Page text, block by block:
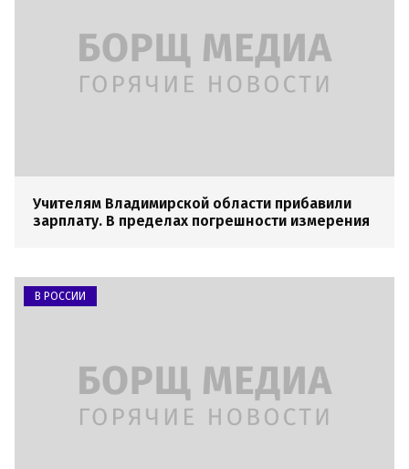
Учителям Владимирской области прибавили
зарплату. В пределах погрешности измерения
В РОССИИ